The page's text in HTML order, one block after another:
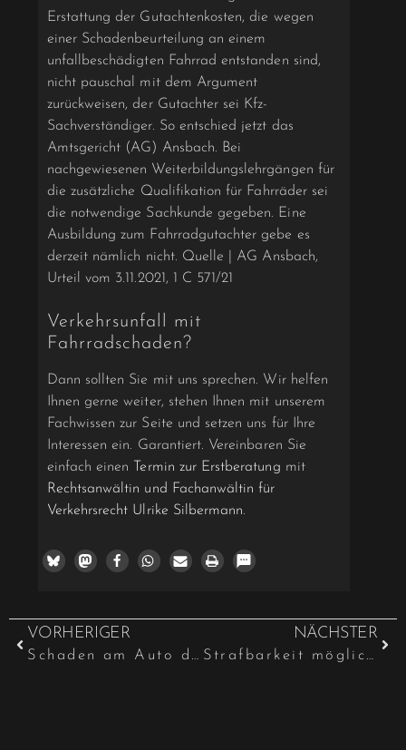
Erstattung der Gutachtenkosten, die wegen
einer Schadenbeurteilung an einem
unfallbeschädigten Fahrrad entstanden sind,
nicht pauschal mit dem Argument
zurückweisen, der Gutachter sei Kfz-
Sachverständiger. So entschied jetzt das
Amtsgericht (AG) Ansbach. Bei
nachgewiesenen Weiterbildungslehrgängen für
die zusätzliche Qualifikation für Fahrräder sei
die notwendige Sachkunde gegeben. Eine
Ausbildung zum Fahrradgutachter gebe es
derzeit nämlich nicht. Quelle | AG Ansbach,
Urteil vom 3.11.2021, 1 C 571/21
Verkehrsunfall mit
Fahrradschaden?
Dann sollten Sie mit uns sprechen. Wir helfen
Ihnen gerne weiter, stehen Ihnen mit unserem
Fachwissen zur Seite und setzen uns für Ihre
Interessen ein. Garantiert. Vereinbaren Sie
einfach einen Termin zur Erstberatung mit
Rechtsanwältin und Fachanwältin für
Verkehrsrecht Ulrike Silbermann.
VORHERIGER
Schaden am Auto durch Waschanlage – nicht immer ist Betreiber schuld
NÄCHSTER
Strafbarkeit möglich, wenn die Mutter das minderjährige Kind tätowiert …